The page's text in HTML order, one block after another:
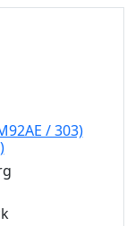
/ 303)